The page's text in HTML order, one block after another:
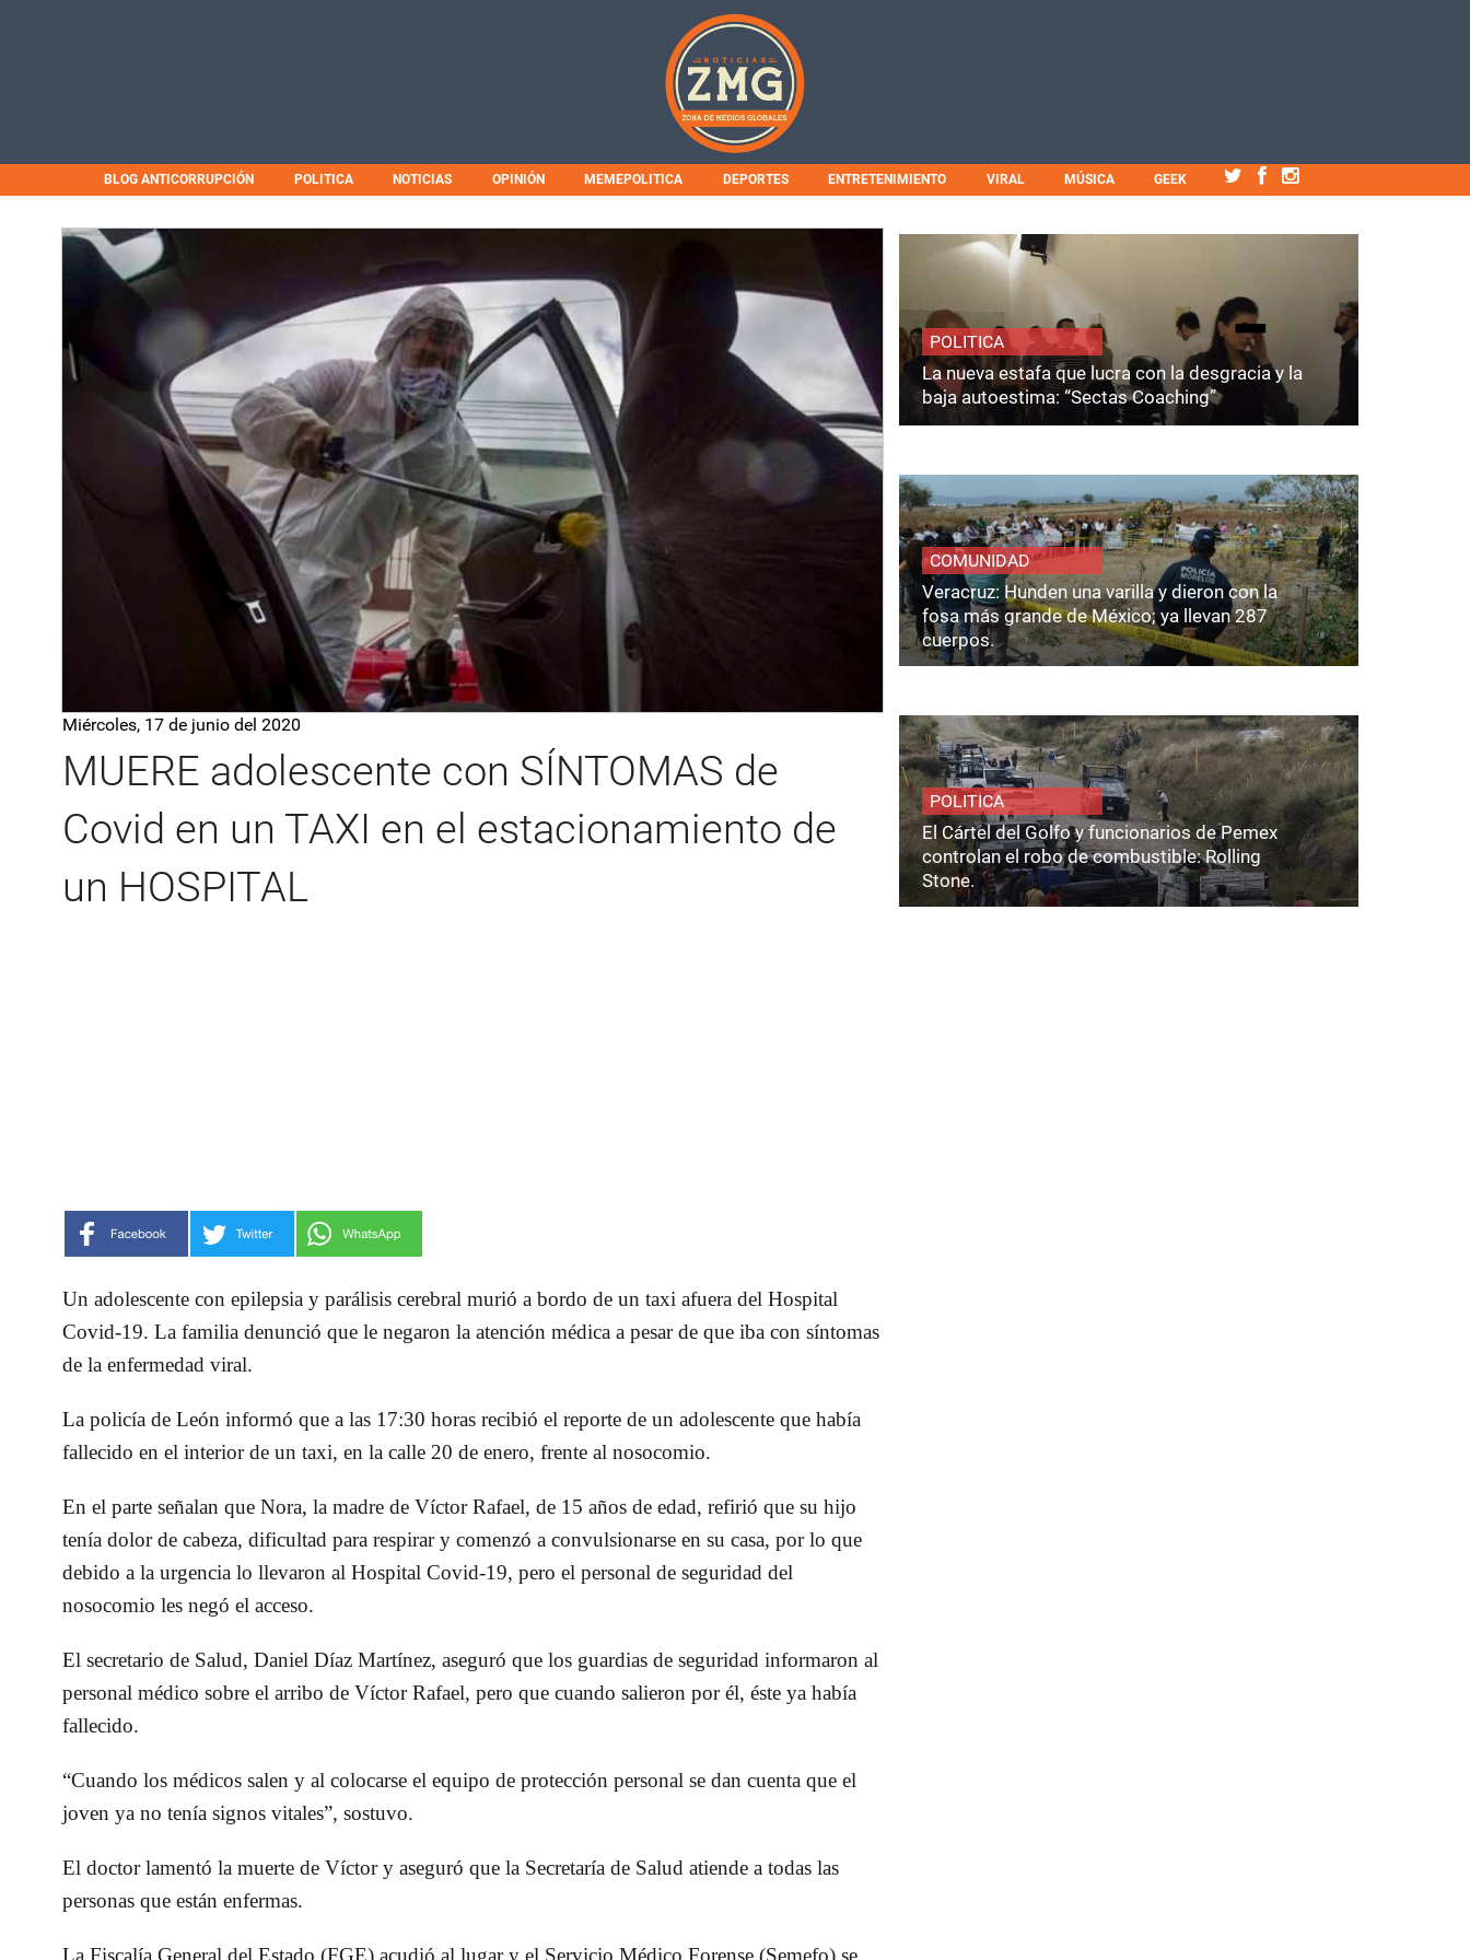
BLOG ANTICORRUPCIÓN POLITICA NOTICIAS OPINIÓN MEMEPOLITICA DEPORTES ENTRETENIMIENTO VIRAL MÚSICA GEEK
Miércoles, 17 de junio del 2020
MUERE adolescente con SÍNTOMAS de
Covid en un TAXI en el estacionamiento de
un HOSPITAL
Un adolescente con epilepsia y parálisis cerebral murió a bordo de un taxi afuera del Hospital
Covid-19. La familia denunció que le negaron la atención médica a pesar de que iba con síntomas
de la enfermedad viral.
La policía de León informó que a las 17:30 horas recibió el reporte de un adolescente que había
fallecido en el interior de un taxi, en la calle 20 de enero, frente al nosocomio.
En el parte señalan que Nora, la madre de Víctor Rafael, de 15 años de edad, refirió que su hijo
tenía dolor de cabeza, dificultad para respirar y comenzó a convulsionarse en su casa, por lo que
debido a la urgencia lo llevaron al Hospital Covid-19, pero el personal de seguridad del
nosocomio les negó el acceso.
El secretario de Salud, Daniel Díaz Martínez, aseguró que los guardias de seguridad informaron al
personal médico sobre el arribo de Víctor Rafael, pero que cuando salieron por él, éste ya había
fallecido.
“Cuando los médicos salen y al colocarse el equipo de protección personal se dan cuenta que el
joven ya no tenía signos vitales”, sostuvo.
El doctor lamentó la muerte de Víctor y aseguró que la Secretaría de Salud atiende a todas las
personas que están enfermas.
La Fiscalía General del Estado (FGE) acudió al lugar y el Servicio Médico Forense (Semefo) se
POLITICA
La nueva estafa que lucra con la desgracia y la
baja autoestima: “Sectas Coaching”
COMUNIDAD
Veracruz: Hunden una varilla y dieron con la
fosa más grande de México; ya llevan 287
cuerpos.
POLITICA
El Cártel del Golfo y funcionarios de Pemex
controlan el robo de combustible: Rolling
Stone.